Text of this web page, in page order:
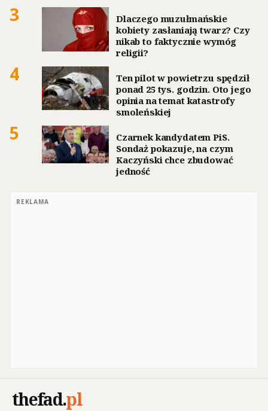
3
Dlaczego muzułmańskie
kobiety zasłaniają twarz? Czy
nikab to faktycznie wymóg
religii?
4
Ten pilot w powietrzu spędził
ponad 25 tys. godzin. Oto jego
opinia na temat katastrofy
smoleńskiej
5
Czarnek kandydatem PiS.
Sondaż pokazuje, na czym
Kaczyński chce zbudować
jedność
REKLAMA
thefad.pl